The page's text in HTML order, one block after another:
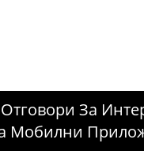
За
Мобилни